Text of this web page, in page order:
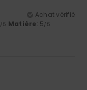
Achat vérifié
/5 Matière: 5/5